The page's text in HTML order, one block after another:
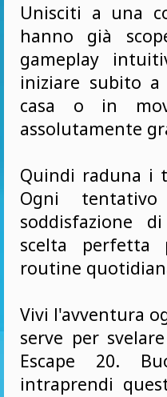
Unisciti a una
hanno già
gameplay
iniziare subito a
casa o in
assolutamente
Quindi raduna i
Ogni
soddisfazione
scelta perfetta
routine
Vivi l'avventura
serve per
Escape 20.
intraprendi